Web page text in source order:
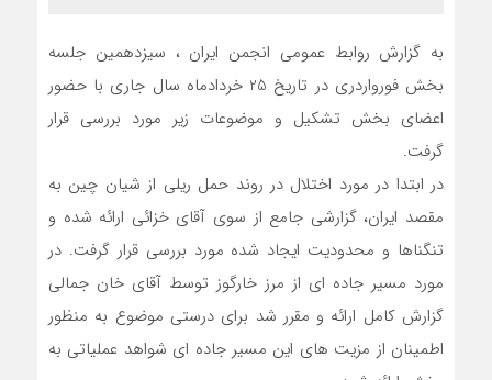
به گزارش روابط عمومی انجمن ایران ، سیزدهمین جلسه
بخش فورواردری در تاریخ 25 خردادماه سال جاری با حضور
اعضای بخش تشکیل و موضوعات زیر مورد بررسی قرار
گرفت.
در ابتدا در مورد اختلال در روند حمل ریلی از شیان چین به
مقصد ایران، گزارشی جامع از سوی آقای خزائی ارائه شده و
تنگناها و محدودیت ایجاد شده مورد بررسی قرار گرفت. در
مورد مسیر جاده ای از مرز خارگوز توسط آقای خان جمالی
گزارش کامل ارائه و مقرر شد برای درستی موضوع به منظور
اطمینان از مزیت های این مسیر جاده ای شواهد عملیاتی به